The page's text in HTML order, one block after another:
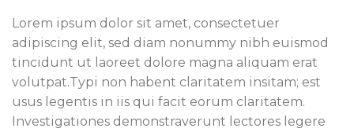
Lorem ipsum dolor sit amet, consectetuer
adipiscing elit, sed diam nonummy nibh euismod
tincidunt ut laoreet dolore magna aliquam erat
volutpat.Typi non habent claritatem insitam; est
usus legentis in iis qui facit eorum claritatem.
Investigationes demonstraverunt lectores legere